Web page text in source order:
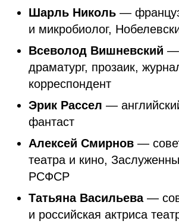
Шарль Николь —
и микробиолог,
Всеволод Вишневский —
драматург, прозаик,
корреспондент
Эрик Рассел —
фантаст
Алексей Смирнов —
театра и кино,
РСФСР
Татьяна Васильева —
и российская актриса